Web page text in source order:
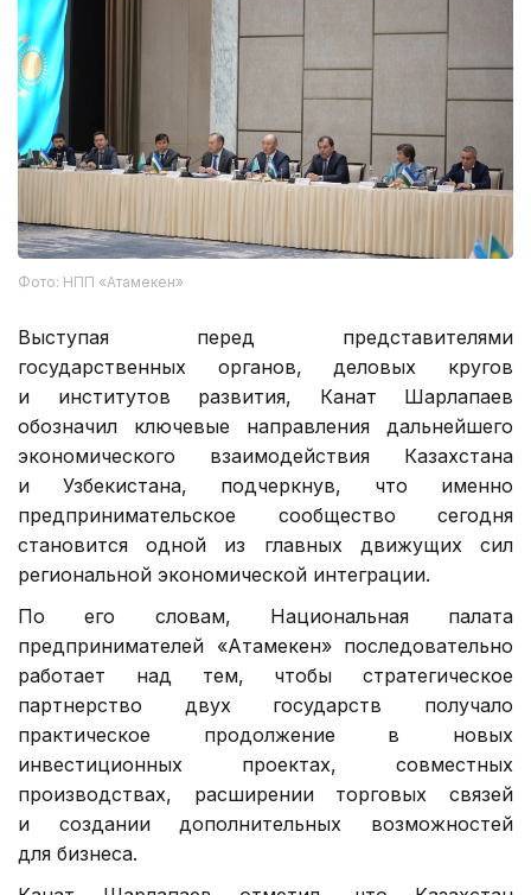
Фото: НПП «Атамекен»
Выступая перед представителями
государственных органов, деловых кругов
и институтов развития, Канат Шарлапаев
обозначил ключевые направления дальнейшего
экономического взаимодействия Казахстана
и Узбекистана, подчеркнув, что именно
предпринимательское сообщество сегодня
становится одной из главных движущих сил
региональной экономической интеграции.
По его словам, Национальная палата
предпринимателей «Атамекен» последовательно
работает над тем, чтобы стратегическое
партнерство двух государств получало
практическое продолжение в новых
инвестиционных проектах, совместных
производствах, расширении торговых связей
и создании дополнительных возможностей
для бизнеса.